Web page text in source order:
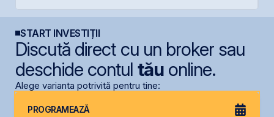
START INVESTIȚII
Discută direct cu un broker sau
deschide contul tăuonline.
Alege varianta potrivită pentru tine:
PROGRAMEAZĂ